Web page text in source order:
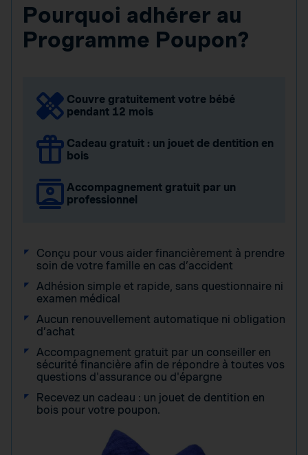
Pourquoi adhérer au
Programme Poupon?
Couvre gratuitement votre bébé
pendant 12 mois
Cadeau gratuit : un jouet de dentition en
bois
Accompagnement gratuit par un
professionnel
Conçu pour vous aider financièrement à prendre
soin de votre famille en cas d’accident
Adhésion simple et rapide, sans questionnaire ni
examen médical
Aucun renouvellement automatique ni obligation
d’achat
Accompagnement gratuit par un conseiller en
sécurité financière afin de répondre à toutes vos
questions d'assurance ou d'épargne
Recevez un cadeau : un jouet de dentition en
bois pour votre poupon.